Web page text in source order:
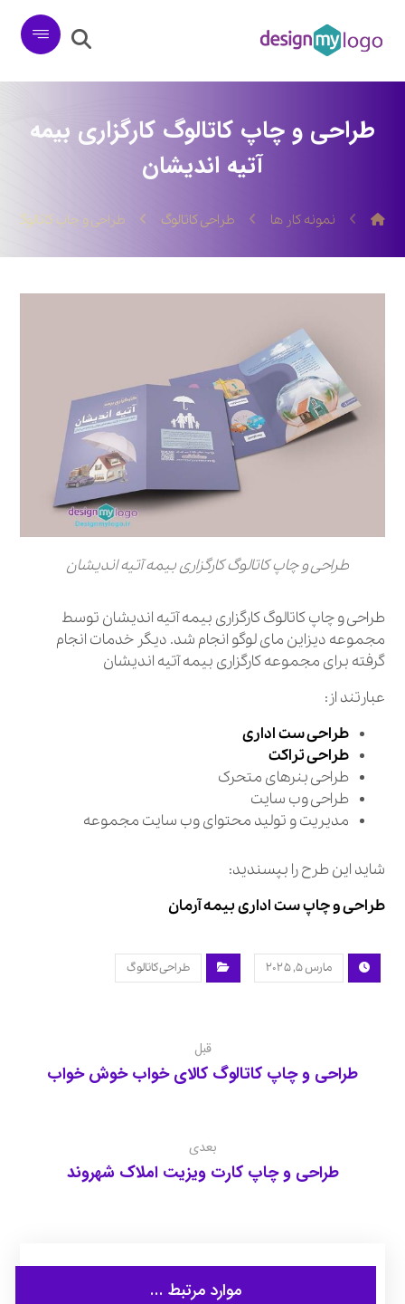
طراحی و چاپ کاتالوگ کارگزاری بیمه
آتیه اندیشان
نمونه کار ها طراحی کاتالوگ طراحی و چاپ کاتالوگ
طراحی و چاپ کاتالوگ کارگزاری بیمه آتیه اندیشان
طراحی و چاپ کاتالوگ کارگزاری بیمه آتیه اندیشان توسط
مجموعه دیزاین مای لوگو انجام شد. دیگر خدمات انجام
گرفته برای مجموعه کارگزاری بیمه آتیه اندیشان
عبارتند از:
طراحی ست اداری
طراحی تراکت
طراحی بنرهای متحرک
طراحی وب سایت
مدیریت و تولید محتوای وب سایت مجموعه
شاید این طرح را بپسندید:
طراحی و چاپ ست اداری بیمه آرمان
مارس ۵, ۲۰۲۵ طراحی کاتالوگ
قبل
طراحی و چاپ کاتالوگ کالای خواب خوش خواب
بعدی
طراحی و چاپ کارت ویزیت املاک شهروند
موارد مرتبط ...